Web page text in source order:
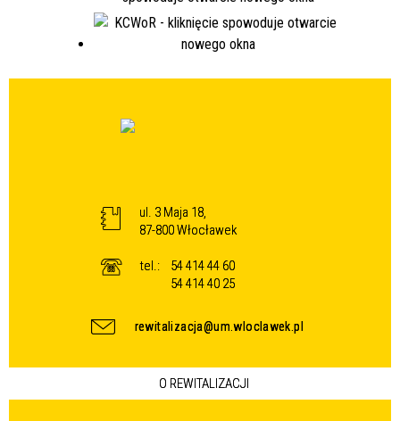
ul. 3 Maja 18,
87-800 Włocławek
tel.:
54 414 44 60
54 414 40 25
rewitalizacja@um.wloclawek.pl
O REWITALIZACJI